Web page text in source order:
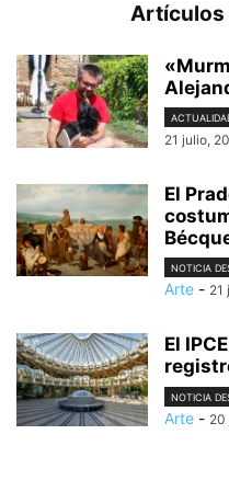
Artículos
21 julio,
El
NOTICIA
Arte - 21
El
NOTICIA
Arte - 20